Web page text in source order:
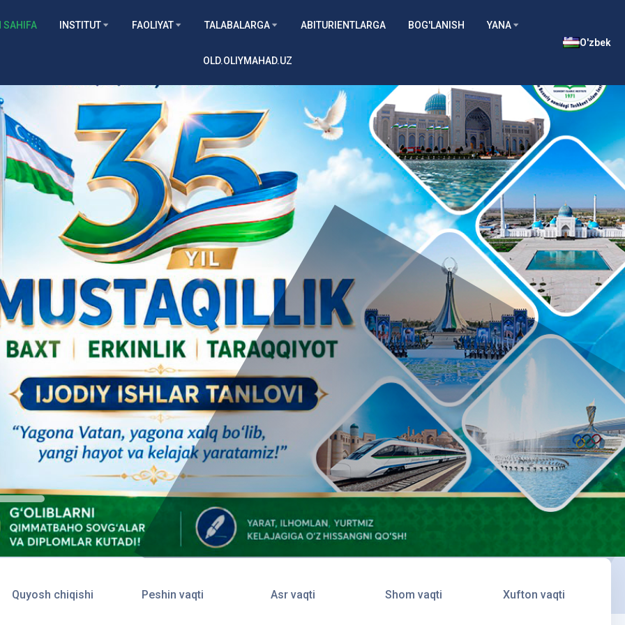
SAHIFA INSTITUT FAOLIYAT TALABALARGA ABITURIENTLARGA BOG'LANISH YANA
OLD.OLIYMAHAD.UZ
O'zbek
Quyosh chiqishi Peshin vaqti Asr vaqti Shom vaqti Xufton vaqti